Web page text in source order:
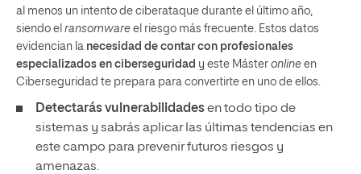
al menos un intento de ciberataque durante el último año,
siendo el ransomware el riesgo más frecuente. Estos datos
evidencian la necesidad de contar con profesionales
especializados en ciberseguridad y este Máster online en
Ciberseguridad te prepara para convertirte en uno de ellos.
Detectarás vulnerabilidadesen todo tipo de
sistemas y sabrás aplicar las últimas tendencias en
este campo para prevenir futuros riesgos y
amenazas.